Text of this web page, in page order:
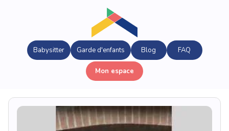
Babysitter Garde d'enfants Blog FAQ
Mon espace